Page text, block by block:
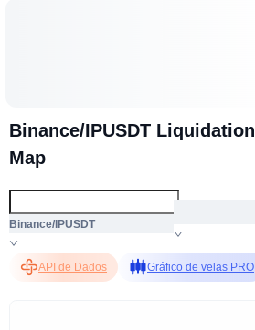
Binance/IPUSDT Liquidation
Map
Binance/IPUSDT
API de Dados Gráfico de velas PRO